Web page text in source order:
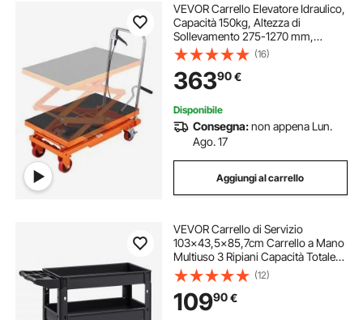
VEVOR Carrello Elevatore Idraulico,
Capacità 150kg, Altezza di
Sollevamento 275-1270 mm,
Piattaforma Elevatore Manuale a
Forbice Doppia con 4 Ruote
Cuscinetto Antiscivolo, Carrello
Idraulico a Forbice
(16)
36390€
Disponibile
Consegna:non appena Lun.
Ago. 17
Aggiungi al carrello
VEVOR Carrello di Servizio
103x43,5x85,7cm Carrello a Mano
Multiuso 3 Ripiani Capacità Totale
249kg, Carrello a Portata Ruote
Girevoli 360° 2 Ruote con Freni,
Carrello Portaoggetti da Garage
Giardino
(12)
10990€